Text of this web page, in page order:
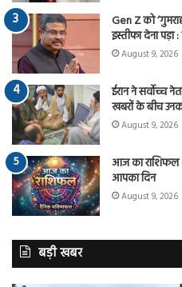
Gen Z को
इस्तीफा देना पड़ा :
August 9, 2026
ईरान ने सर्वोच्च
खबरों के बीच
August 9, 2026
आज का राशिफल
आपका दिन
August 9, 2026
बड़ी खबर